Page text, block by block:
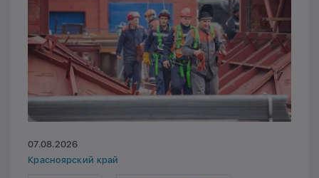
07.08.2026
Красноярский край